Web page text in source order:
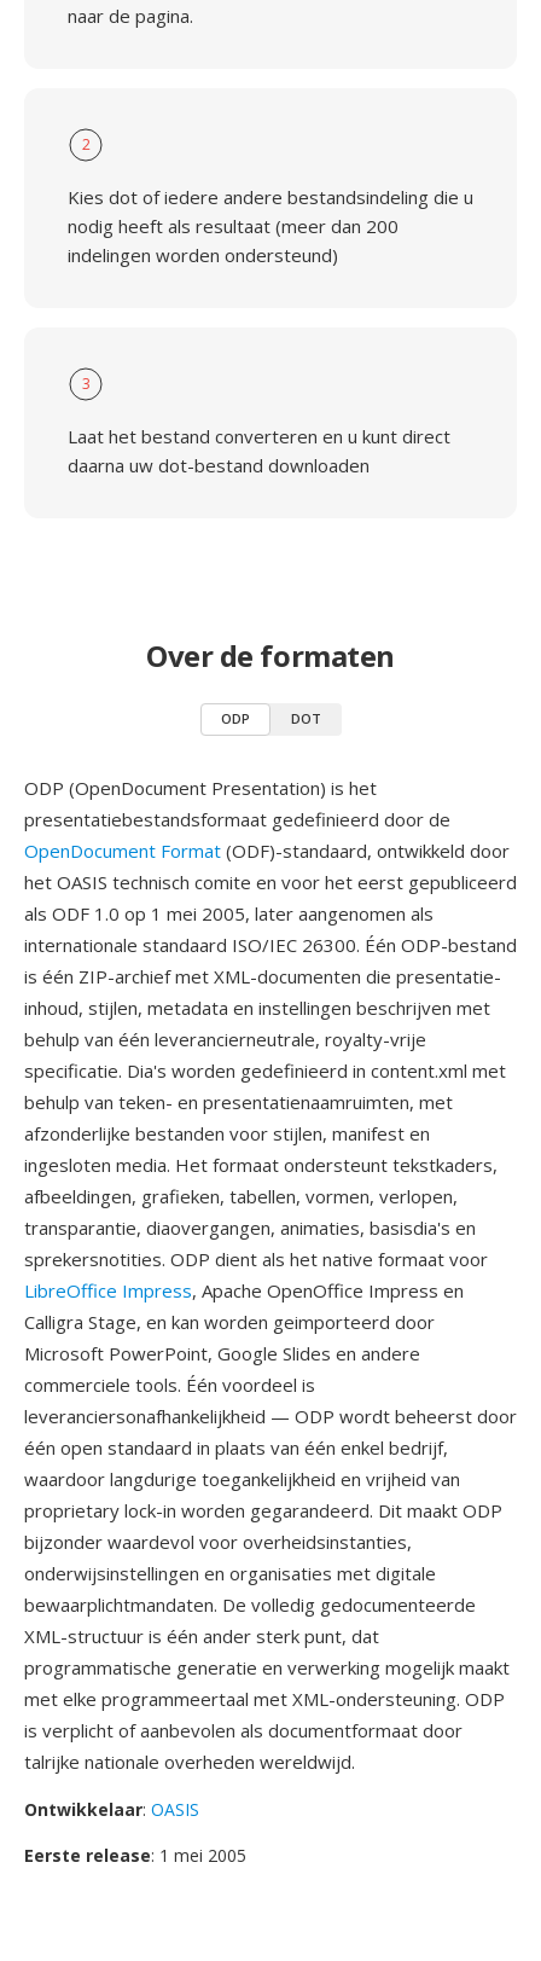
naar de pagina.
2
Kies dot of iedere andere bestandsindeling die u
nodig heeft als resultaat (meer dan 200
indelingen worden ondersteund)
3
Laat het bestand converteren en u kunt direct
daarna uw dot-bestand downloaden
Over de formaten
ODP DOT
ODP (OpenDocument Presentation) is het
presentatiebestandsformaat gedefinieerd door de
OpenDocument Format (ODF)-standaard, ontwikkeld door
het OASIS technisch comite en voor het eerst gepubliceerd
als ODF 1.0 op 1 mei 2005, later aangenomen als
internationale standaard ISO/IEC 26300. Één ODP-bestand
is één ZIP-archief met XML-documenten die presentatie-
inhoud, stijlen, metadata en instellingen beschrijven met
behulp van één leverancierneutrale, royalty-vrije
specificatie. Dia's worden gedefinieerd in content.xml met
behulp van teken- en presentatienaamruimten, met
afzonderlijke bestanden voor stijlen, manifest en
ingesloten media. Het formaat ondersteunt tekstkaders,
afbeeldingen, grafieken, tabellen, vormen, verlopen,
transparantie, diaovergangen, animaties, basisdia's en
sprekersnotities. ODP dient als het native formaat voor
LibreOffice Impress, Apache OpenOffice Impress en
Calligra Stage, en kan worden geimporteerd door
Microsoft PowerPoint, Google Slides en andere
commerciele tools. Één voordeel is
leveranciersonafhankelijkheid — ODP wordt beheerst door
één open standaard in plaats van één enkel bedrijf,
waardoor langdurige toegankelijkheid en vrijheid van
proprietary lock-in worden gegarandeerd. Dit maakt ODP
bijzonder waardevol voor overheidsinstanties,
onderwijsinstellingen en organisaties met digitale
bewaarplichtmandaten. De volledig gedocumenteerde
XML-structuur is één ander sterk punt, dat
programmatische generatie en verwerking mogelijk maakt
met elke programmeertaal met XML-ondersteuning. ODP
is verplicht of aanbevolen als documentformaat door
talrijke nationale overheden wereldwijd.
Ontwikkelaar: OASIS
Eerste release: 1 mei 2005